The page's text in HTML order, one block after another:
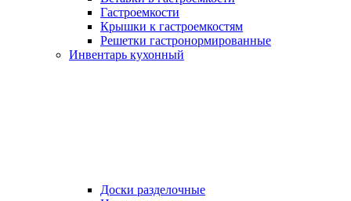
Гастроемкости
Крышки к гастроемкостям
Решетки гастронормированные
Инвентарь кухонный
Доски разделочные